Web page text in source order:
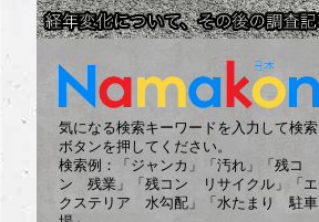
気になる検索キーワードを入力して検索
ボタンを押してください。
検索例：「ジャンカ」「汚れ」「残コ
ン 残業」「残コン リサイクル」「エ
クステリア 水勾配」「水たまり 駐車